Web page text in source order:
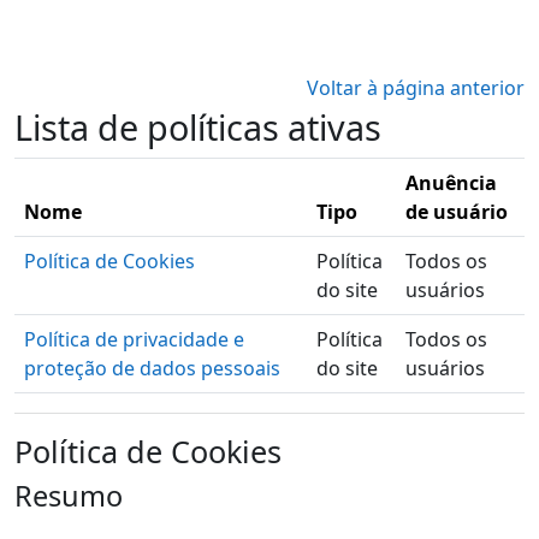
Voltar à página anterior
Lista de políticas ativas
Nome Tipo
Anuência
de usuário
Política de Cookies
Política
do site
Todos os
usuários
Política de privacidade e
proteção de dados pessoais
Política
do site
Todos os
usuários
Política de Cookies
Resumo